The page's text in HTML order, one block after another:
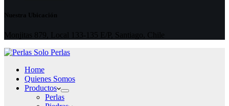
Nuestra Ubicación
Monjitas 879, Local 133-135 E/P, Santiago, Chile
Home
Quienes Somos
Productos
Perlas